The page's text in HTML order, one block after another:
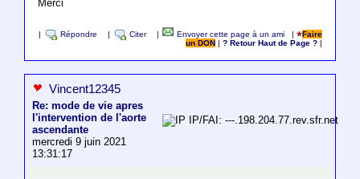
Merci
Répondre Citer Envoyer cette page à un ami |
Faire
un DON
|? Retour Haut de Page ?
Vincent12345
Re: mode de vie apres
l'intervention de l'aorte
ascendante
mercredi 9 juin 2021
13:31:17
IP/FAI: ---.198.204.77.rev.sfr.net